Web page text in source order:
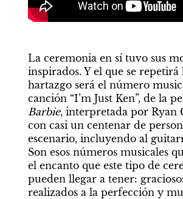
La ceremonia en sí tuvo sus
inspirados. Y el que se repetirá
hartazgo será el número
Barbie, interpretada por Ryan
con casi un centenar de
escenario, incluyendo al
Son esos números musicales
el encanto que este tipo de
pueden llegar a tener:
realizados a la perfección y